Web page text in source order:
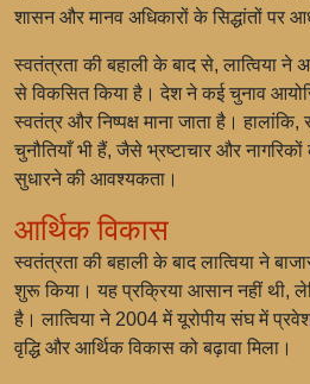
शासन और मानव अधिकारों के सिद्धांतों पर
स्वतंत्रता की बहाली के बाद से, लात्विया
से विकसित किया है। देश ने कई चुनाव
स्वतंत्र और निष्पक्ष माना जाता है।
चुनौतियाँ भी हैं, जैसे भ्रष्टाचार और
सुधारने की आवश्यकता।
आर्थिक विकास
स्वतंत्रता की बहाली के बाद लात्विया ने
शुरू किया। यह प्रक्रिया आसान नहीं थी,
है। लात्विया ने 2004 मेंयूरोपीय संघमें प्रवेश
वृद्धि और आर्थिक विकास को बढ़ावा मिला।